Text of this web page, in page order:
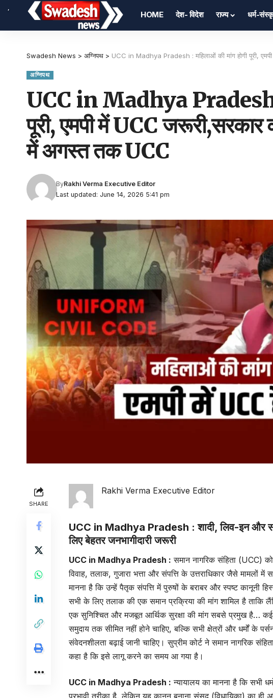
,
HOME देश- विदेश राज्य धर्म-
Swadesh News > अग्निपथ > UCC in Madhya Pradesh : महिलाओं की मांग होगी पूरी,
अग्निपथ
UCC in Madhya Pradesh :
पूरी, एमपी में UCC जरूरी,सरकार
में अगस्त तक UCC
Last updated: June 14, 2026 5:41 pm
ByRakhi Verma Executive Editor
SHARE
Rakhi Verma Executive Editor
UCC in Madhya Pradesh : शादी, लिव-इन और
लिए बेहतर जनभागीदारी जरूरी
UCC in Madhya Pradesh : समान नागरिक संहिता (UCC)
विवाह, तलाक, गुजारा भत्ता और संपत्ति के उत्तराधिकार जैसे मामलों
मानना है कि उन्हें पैतृक संपत्ति में पुरुषों के बराबर और स्पष्ट कानूनी
सभी के लिए तलाक की एक समान प्रक्रिया की मांग शामिल है
एक सुनिश्चित और मजबूत आर्थिक सुरक्षा की मांग सबसे प्रमुख है…
समुदाय तक सीमित नहीं होने चाहिए, बल्कि सभी क्षेत्रों और धर्मों के
संवेदनशीलता बढ़ाई जानी चाहिए। सुप्रीम कोर्ट ने समान नागरिक
कहा है कि इसे लागू करने का समय आ गया है।
UCC in Madhya Pradesh : न्यायालय का मानना है कि सभी